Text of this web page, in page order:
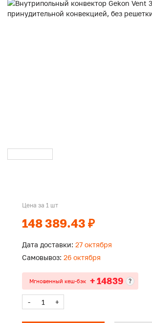
Цена за 1 шт
148 389.43 ₽
Дата доставки: 27 октября
Самовывоз: 26 октября
Мгновенный кеш-бэк + 14839 ?
- +